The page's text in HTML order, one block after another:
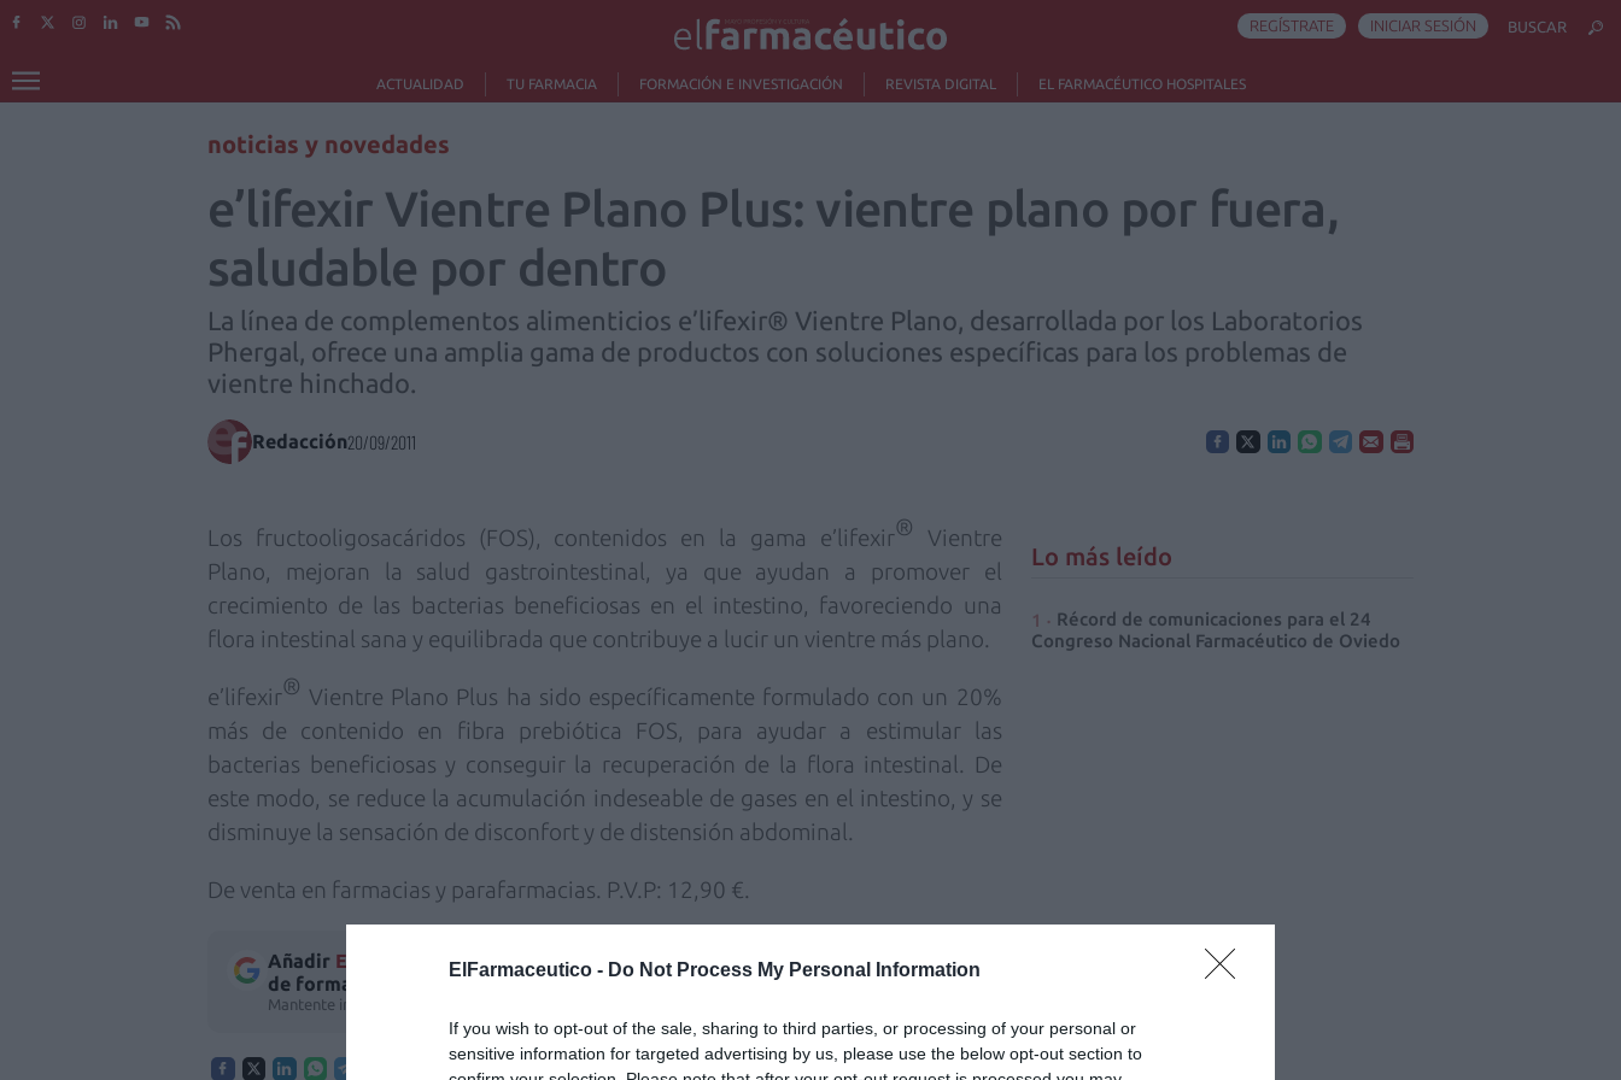
ElFarmaceutico - Do Not Process My Personal Information
If you wish to opt-out of the sale, sharing to third parties, or processing of your personal or
sensitive information for targeted advertising by us, please use the below opt-out section to
ACTUALIDAD TU FARMACIA FORMACIÓN E INVESTIGACIÓN REVISTA DIGITAL EL FARMACÉUTICO HOSPITALES
REGÍSTRATE INICIAR SESIÓN BUSCAR
noticias y novedades
e’lifexir Vientre Plano Plus: vientre plano por fuera,
saludable por dentro
La línea de complementos alimenticios e’lifexir® Vientre Plano, desarrollada por los Laboratorios
Phergal, ofrece una amplia gama de productos con soluciones específicas para los problemas de
vientre hinchado.
Redacción20/09/2011
Los fructooligosacáridos (FOS), contenidos en la gama e’lifexir® Vientre
Plano, mejoran la salud gastrointestinal, ya que ayudan a promover el
crecimiento de las bacterias beneficiosas en el intestino, favoreciendo una
flora intestinal sana y equilibrada que contribuye a lucir un vientre más plano.
e’lifexir® Vientre Plano Plus ha sido específicamente formulado con un 20%
más de contenido en fibra prebiótica FOS, para ayudar a estimular las
bacterias beneficiosas y conseguir la recuperación de la flora intestinal. De
este modo, se reduce la acumulación indeseable de gases en el intestino, y se
disminuye la sensación de disconfort y de distensión abdominal.
De venta en farmacias y parafarmacias. P.V.P: 12,90 €.
Añadir El Farmacéuticocomo fuente preferida de Google
de forma gratuita
Mantente informado con las últimas noticias de actualidad.
ACTIVAR AHORA
Lo más leído
Récord de comunicaciones para el 24
Congreso Nacional Farmacéutico de Oviedo